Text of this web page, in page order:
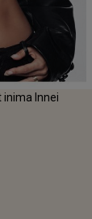
inima Innei